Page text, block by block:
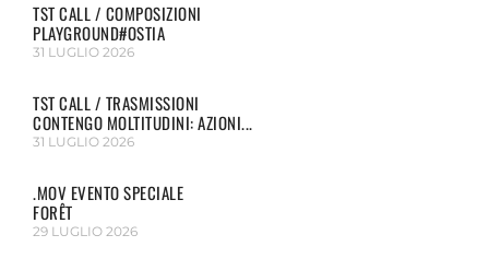
TST CALL / COMPOSIZIONI
PLAYGROUND#OSTIA
31 LUGLIO 2026
TST CALL / TRASMISSIONI
CONTENGO MOLTITUDINI: AZIONI...
31 LUGLIO 2026
.MOV EVENTO SPECIALE
FORÊT
29 LUGLIO 2026